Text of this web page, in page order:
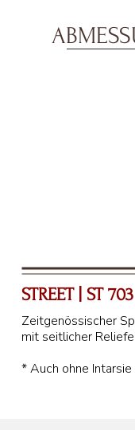
STREET | ST 703
Zeitgenössischer
mit seitlicher
* Auch ohne